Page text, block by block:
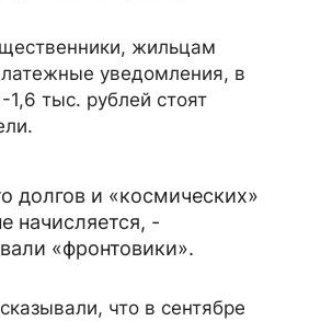
жильцам
уведомления, в
1,6 тыс. рублей стоят
долгов и «космических»
начисляется, -
«фронтовики».
что в сентябре